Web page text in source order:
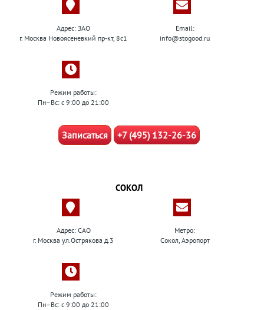
Адрес: ЗАО
г. Москва Новоясеневкий пр-кт, 8с1
Email:
info@stogood.ru
Режим работы:
Пн–Вс: с 9:00 до 21:00
Записаться +7 (495) 132-26-36
СОКОЛ
Адрес: САО
г. Москва ул.Острякова д.3
Метро:
Сокол, Аэропорт
Режим работы:
Пн–Вс: с 9:00 до 21:00